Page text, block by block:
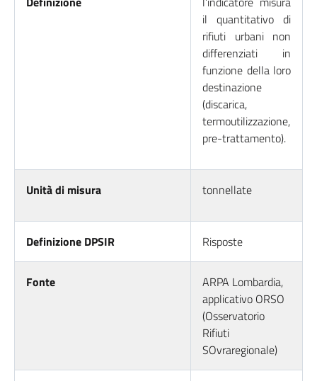
il quantitativo di
rifiuti urbani non
differenziati in
funzione della loro
destinazione
(discarica,
termoutilizzazione,
pre-trattamento).
Unità di misura tonnellate
Definizione DPSIR Risposte
Fonte
ARPA Lombardia,
applicativo ORSO
(Osservatorio
Rifiuti
SOvraregionale)